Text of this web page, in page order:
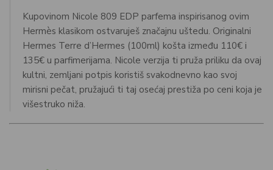
Kupovinom Nicole 809 EDP parfema inspirisanog ovim
Hermès klasikom ostvaruješ značajnu uštedu. Originalni
Hermes Terre d’Hermes (100ml) košta između 110€ i
135€ u parfimerijama. Nicole verzija ti pruža priliku da ovaj
kultni, zemljani potpis koristiš svakodnevno kao svoj
mirisni pečat, pružajući ti taj osećaj prestiža po ceni koja je
višestruko niža.